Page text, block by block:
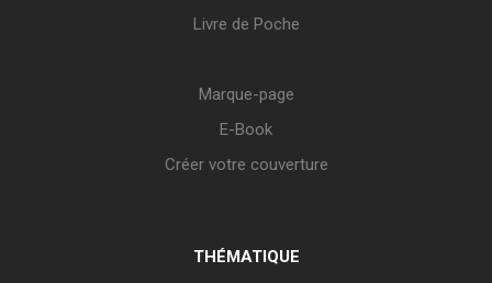
Livre de Poche
Marque-page
E-Book
Créer votre couverture
THÉMATIQUE